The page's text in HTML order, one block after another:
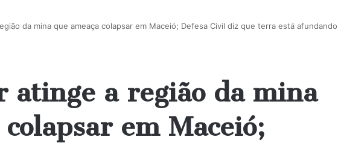
da mina que ameaça colapsar em Maceió; Defesa Civil diz que terra está afundando
atinge a região da mina
em Maceió;